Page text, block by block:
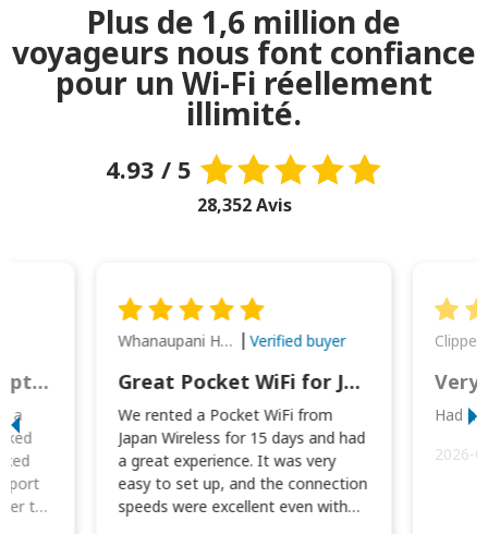
Plus de 1,6 million de
voyageurs nous font confiance
pour un Wi-Fi réellement
illimité.
4.93 / 5
28,352 Avis
This was wonderful option to a family of four. Everything worked smoothly.
a
to
Whanaupani Henry Joseph Macown Verified buyer
Great Pocket WiFi for Japan Travel
We rented a Pocket WiFi from
Japan Wireless for 15 days and had
a great experience. It was very
easy to set up, and the connection
speeds were excellent even with
Very
Had
2026-